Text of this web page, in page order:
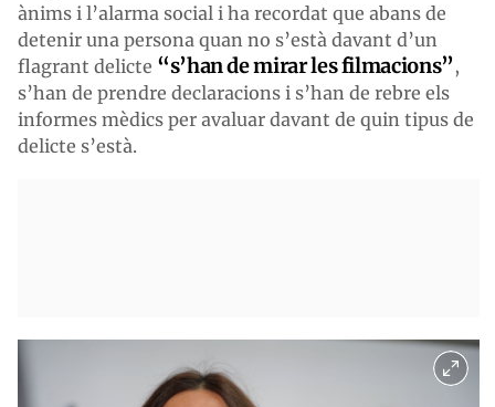
ànims i l’alarma social i ha recordat que abans de
detenir una persona quan no s’està davant d’un
flagrant delicte “s’han de mirar les filmacions”,
s’han de prendre declaracions i s’han de rebre els
informes mèdics per avaluar davant de quin tipus de
delicte s’està.